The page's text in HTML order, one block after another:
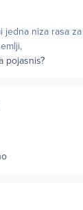
jedna niza rasa
pojasnis?